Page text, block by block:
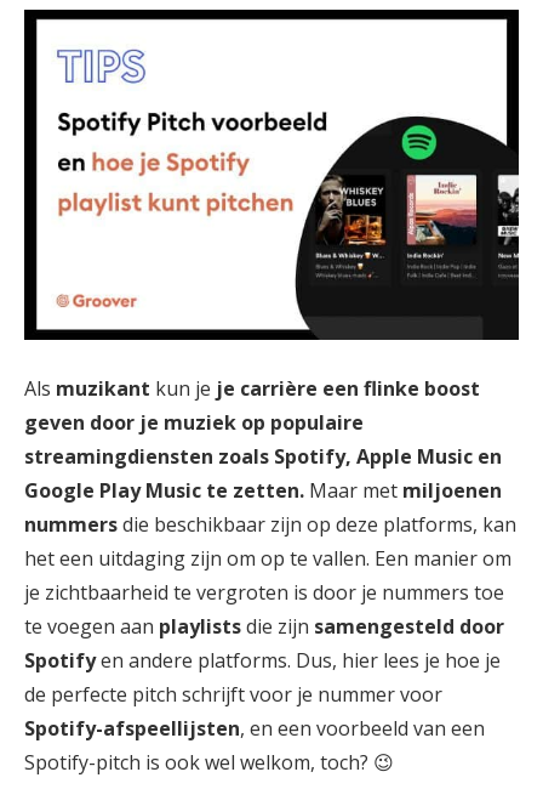
Als muzikant kun je je carrière een flinke boost
geven door je muziek op populaire
streamingdiensten zoals Spotify, Apple Music en
Google Play Music te zetten. Maar met miljoenen
nummersdie beschikbaar zijn op deze platforms, kan
het een uitdaging zijn om op te vallen. Een manier om
je zichtbaarheid te vergroten is door je nummers toe
te voegen aan playlistsdie zijn samengesteld door
Spotifyen andere platforms. Dus, hier lees je hoe je
de perfecte pitch schrijft voor je nummer voor
Spotify-afspeellijsten, en een voorbeeld van een
Spotify-pitch is ook wel welkom, toch? 😉